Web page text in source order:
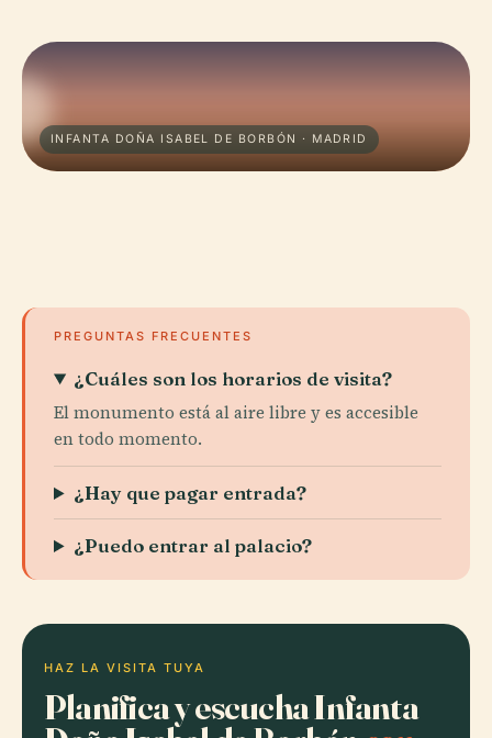
INFANTA DOÑA ISABEL DE BORBÓN · MADRID
PREGUNTAS FRECUENTES
¿Cuáles son los horarios de visita?
El monumento está al aire libre y es accesible
en todo momento.
¿Hay que pagar entrada?
¿Puedo entrar al palacio?
HAZ LA VISITA TUYA
Planifica y escucha Infanta